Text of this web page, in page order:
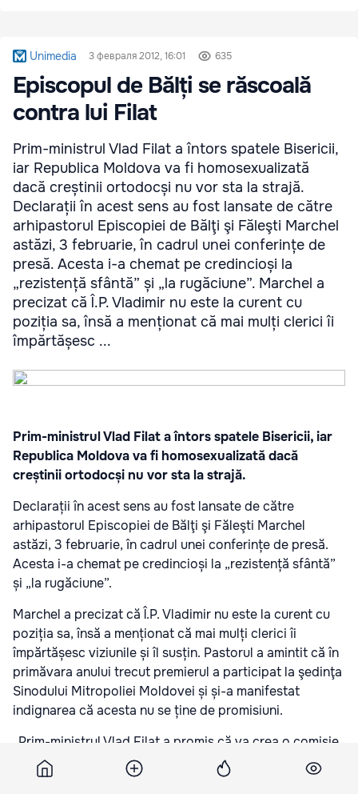
Unimedia 3 февраля 2012, 16:01 635
Episcopul de Bălți se răscoală
contra lui Filat
Prim-ministrul Vlad Filat a întors spatele Bisericii,
iar Republica Moldova va fi homosexualizată
dacă creștinii ortodocși nu vor sta la strajă.
Declarații în acest sens au fost lansate de către
arhipastorul Episcopiei de Bălţi şi Făleşti Marchel
astăzi, 3 februarie, în cadrul unei conferințe de
presă. Acesta i-a chemat pe credincioși la
„rezistență sfântă” și „la rugăciune”. Marchel a
precizat că Î.P. Vladimir nu este la curent cu
poziția sa, însă a menționat că mai mulți clerici îi
împărtășesc ...
Prim-ministrul Vlad Filat a întors spatele Bisericii, iar
Republica Moldova va fi homosexualizată dacă
creștinii ortodocși nu vor sta la strajă.
Declarații în acest sens au fost lansate de către
arhipastorul Episcopiei de Bălţi şi Făleşti Marchel
astăzi, 3 februarie, în cadrul unei conferințe de presă.
Acesta i-a chemat pe credincioși la „rezistență sfântă”
și „la rugăciune”.
Marchel a precizat că Î.P. Vladimir nu este la curent cu
poziția sa, însă a menționat că mai mulți clerici îi
împărtășesc viziunile și îl susțin. Pastorul a amintit că în
primăvara anului trecut premierul a participat la şedinţa
Sinodului Mitropoliei Moldovei și și-a manifestat
indignarea că acesta nu se ține de promisiuni.
„Prim-ministrul Vlad Filat a promis că va crea o comisie
mixtă pentru a revizui modalitatea de înregistrare
cultelor islamice, a legii cultelor și că se va opune Legii